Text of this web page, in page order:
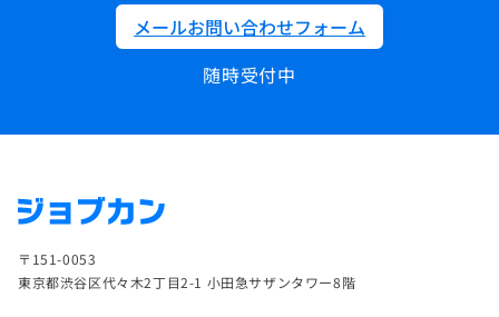
メールお問い合わせフォーム
随時受付中
〒151-0053
東京都渋谷区代々木2丁目2-1 小田急サザンタワー8階